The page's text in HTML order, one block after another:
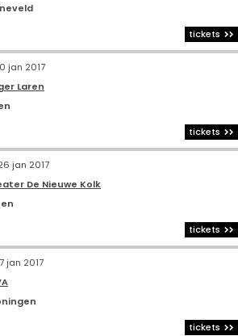
tickets
jan 2017
Laren
tickets
jan 2017
De Nieuwe Kolk
tickets
jan 2017
tickets